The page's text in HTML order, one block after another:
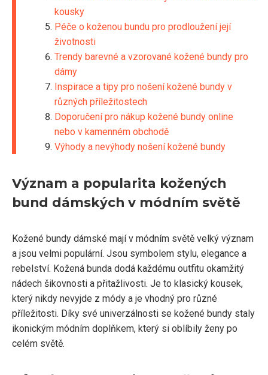
kousky
Péče o koženou bundu pro prodloužení její
životnosti
Trendy barevné a vzorované kožené bundy pro
dámy
Inspirace a tipy pro nošení kožené bundy v
různých příležitostech
Doporučení pro nákup kožené bundy online
nebo v kamenném obchodě
Výhody a nevýhody nošení kožené bundy
Význam a popularita kožených
bund dámských v módním světě
Kožené bundy dámské mají v módním světě velký význam
a jsou velmi populární. Jsou symbolem stylu, elegance a
rebelství. Kožená bunda dodá každému outfitu okamžitý
nádech šikovnosti a přitažlivosti. Je to klasický kousek,
který nikdy nevyjde z módy a je vhodný pro různé
příležitosti. Díky své univerzálnosti se kožené bundy staly
ikonickým módním doplňkem, který si oblíbily ženy po
celém světě.